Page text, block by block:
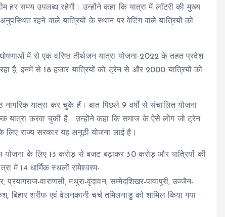
हर समय उपलब्ध रहेगी। उन्होंने कहा कि यात्रा में लॉटरी की मुख्य
रहने वाले यात्रियों के स्थान पर वेटिंग वाले यात्रियों को
में से एक वरिष्ठ तीर्थजन यात्रा योजना-2022 के तहत प्रदेश
है, इनमें से 18 हजार यात्रियों को ट्रेन से और 2000 यात्रियों को
यात्रा कर चुके हैं। बात पिछले 9 वर्षों से संचालित योजना
यात्रा करवा चुकी है। उन्होंने कहा कि समाज के ऐसे लोग जो ट्रेन
लिए राज्य सरकार यह अनूठी योजना लाई है।
के लिए 13 करोड़ से बजट बढ़ाकर 30 करोड़ और यात्रियों की
में 14 धार्मिक स्थलों रामेश्वरम-
प्रयागराज-वाराणसी, मथुरा-वृंदावन, सम्मेदशिखर-पावापुरी, उज्जैन-
बिहार शरीफ एवं वेलनकानी चर्च तमिलनाडु को शामिल किया गया